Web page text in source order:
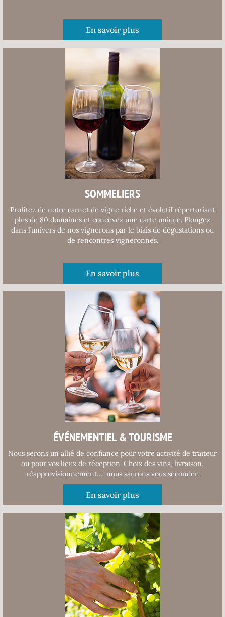
En savoir plus
SOMMELIERS
Profitez de notre carnet de vigne riche et évolutif répertoriant
plus de 80 domaines et concevez une carte unique. Plongez
dans l’univers de nos vignerons par le biais de dégustations ou
de rencontres vigneronnes.
En savoir plus
ÉVÉNEMENTIEL & TOURISME
Nous serons un allié de confiance pour votre activité de traiteur
ou pour vos lieux de réception. Choix des vins, livraison,
réapprovisionnement…: nous saurons vous seconder.
En savoir plus